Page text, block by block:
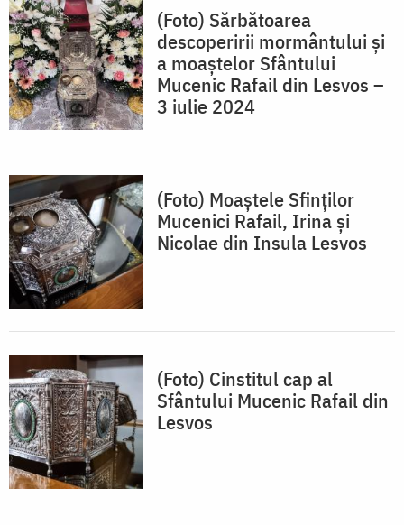
(Foto) Sărbătoarea
descoperirii mormântului și
a moaștelor Sfântului
Mucenic Rafail din Lesvos –
3 iulie 2024
(Foto) Moaștele Sfinților
Mucenici Rafail, Irina și
Nicolae din Insula Lesvos
(Foto) Cinstitul cap al
Sfântului Mucenic Rafail din
Lesvos